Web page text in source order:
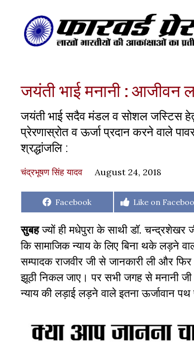
जयंती भाई मनानी : आजीवन
जयंती भाई सदैव मंडल व सोशल जस्टिस
प्रेरणास्रोत व ऊर्जा प्रदान करने वाले
श्रद्धांजलि :
चंद्रभूषण सिंह यादव August 24, 2018
Share
Facebook
Share
Like on
सुबहज्यों ही मधेपुरा के साथी डॉ. चन्द्रशेखर
कि सामाजिक न्याय के लिए बिना थके लड़ने
सम्पादक राजवीर जी से जानकारी ली और
झूठी निकल जाए। पर सभी जगह से मनानी
न्याय की लड़ाई लड़ने वाले इतना ऊर्जावान